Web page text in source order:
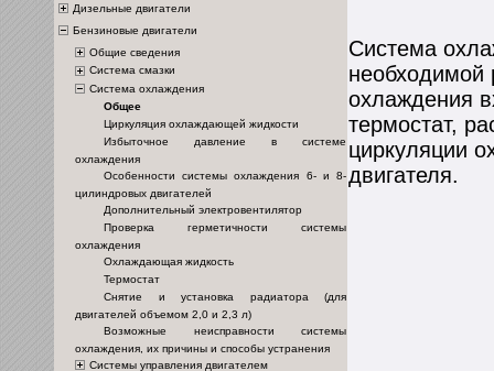
Дизельные двигатели
Бензиновые двигатели
Общие сведения
Система смазки
Система охлаждения
Общее
Циркуляция охлаждающей жидкости
Избыточное давление в системе
охлаждения
Особенности системы охлаждения 6- и 8-
цилиндровых двигателей
Дополнительный электровентилятор
Проверка герметичности системы
охлаждения
Охлаждающая жидкость
Термостат
Снятие и установка радиатора (для
двигателей объемом 2,0 и 2,3 л)
Возможные неисправности системы
охлаждения, их причины и способы устранения
Системы управления двигателем
Система
необходимой
охлаждения
термостат,
циркуляции
двигателя.